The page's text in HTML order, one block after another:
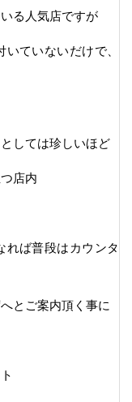
る人気店ですが
ていないだけで、
しては珍しいほど
店内
れば普段はカウンタ
とご案内頂く事に